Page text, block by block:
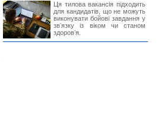
Ця тилова вакансія підходить
для кандидатів, що не можуть
виконувати бойові завдання у
звʼязку із віком чи станом
здоровʼя.